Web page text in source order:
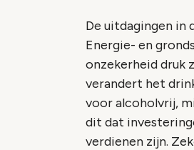
De uitdagingen in
Energie- en
onzekerheid druk
verandert het
voor alcoholvrij,
dit dat
verdienen zijn.